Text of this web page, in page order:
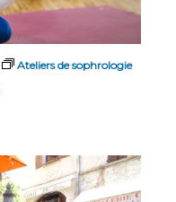
Ateliers de sophrologie